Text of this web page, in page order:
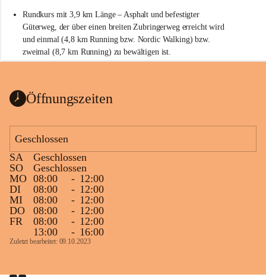
Rundkurs mit 3,9 km Länge – Asphalt und befestigter
Güterweg, der über einen breiten Zubringerweg erreicht wird
und einmal (4,8 km Running bzw. Nordic Walking) bzw.
zweimal (8,7 km Running) zu bewältigen ist.
Parkplatz auf der Rückseite der St. Martins Therme & Lodge
Zielgelände mit Verpflegungstruck
Ablauf
Samstag, 19.9.
13 bis 15 Uhr Startnummernausgabe, im Seminarraum der St.
Martins Therme & Lodge Frauenkirchen (vom Parkplatz hinter
der Therme zugänglich)
Sonntag, 20.9.
Öffnungszeiten
Geschlossen
SA
Geschlossen
SO
Geschlossen
MO 08:00 - 12:00
DI
08:00 - 12:00
MI
08:00 - 12:00
DO
08:00 - 12:00
FR
08:00 - 12:00
13:00
- 16:00
Zuletzt bearbeitet: 09.10.2023